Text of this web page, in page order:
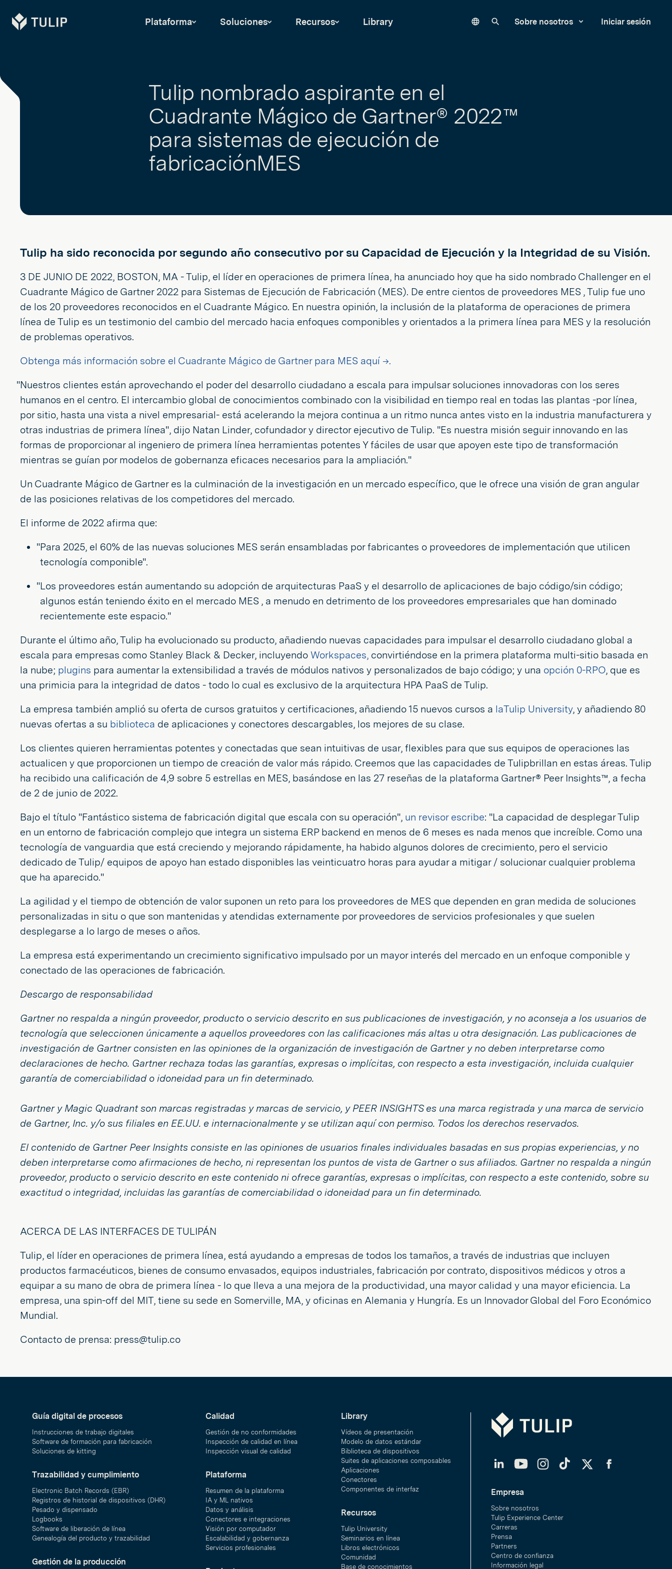
Tulip Plataforma Soluciones Recursos Library LanguageBuscar en nuestro sitio
Sobre nosotros Iniciar sesión
Tulip nombrado aspirante en el
Cuadrante Mágico de Gartner® 2022™
para sistemas de ejecución de
fabricaciónMES
Tulip ha sido reconocida por segundo año consecutivo por su Capacidad de Ejecución y la Integridad de su Visión.
3 DE JUNIO DE 2022, BOSTON, MA - Tulip, el líder en operaciones de primera línea, ha anunciado hoy que ha sido nombrado Challenger en el
Cuadrante Mágico de Gartner 2022 para Sistemas de Ejecución de Fabricación (MES). De entre cientos de proveedores MES , Tulip fue uno
de los 20 proveedores reconocidos en el Cuadrante Mágico. En nuestra opinión, la inclusión de la plataforma de operaciones de primera
línea de Tulip es un testimonio del cambio del mercado hacia enfoques componibles y orientados a la primera línea para MES y la resolución
de problemas operativos.
Obtenga más información sobre el Cuadrante Mágico de Gartner para MES aquí →.
"Nuestros clientes están aprovechando el poder del desarrollo ciudadano a escala para impulsar soluciones innovadoras con los seres
humanos en el centro. El intercambio global de conocimientos combinado con la visibilidad en tiempo real en todas las plantas -por línea,
por sitio, hasta una vista a nivel empresarial- está acelerando la mejora continua a un ritmo nunca antes visto en la industria manufacturera y
otras industrias de primera línea", dijo Natan Linder, cofundador y director ejecutivo de Tulip. "Es nuestra misión seguir innovando en las
formas de proporcionar al ingeniero de primera línea herramientas potentes Y fáciles de usar que apoyen este tipo de transformación
mientras se guían por modelos de gobernanza eficaces necesarios para la ampliación."
Un Cuadrante Mágico de Gartner es la culminación de la investigación en un mercado específico, que le ofrece una visión de gran angular
de las posiciones relativas de los competidores del mercado.
El informe de 2022 afirma que:
"Para 2025, el 60% de las nuevas soluciones MES serán ensambladas por fabricantes o proveedores de implementación que utilicen
tecnología componible".
"Los proveedores están aumentando su adopción de arquitecturas PaaS y el desarrollo de aplicaciones de bajo código/sin código;
algunos están teniendo éxito en el mercado MES , a menudo en detrimento de los proveedores empresariales que han dominado
recientemente este espacio."
Durante el último año, Tulip ha evolucionado su producto, añadiendo nuevas capacidades para impulsar el desarrollo ciudadano global a
escala para empresas como Stanley Black & Decker, incluyendo Workspaces, convirtiéndose en la primera plataforma multi-sitio basada en
la nube; plugins para aumentar la extensibilidad a través de módulos nativos y personalizados de bajo código; y una opción 0-RPO, que es
una primicia para la integridad de datos - todo lo cual es exclusivo de la arquitectura HPA PaaS de Tulip.
La empresa también amplió su oferta de cursos gratuitos y certificaciones, añadiendo 15 nuevos cursos a laTulip University, y añadiendo 80
nuevas ofertas a su biblioteca de aplicaciones y conectores descargables, los mejores de su clase.
Los clientes quieren herramientas potentes y conectadas que sean intuitivas de usar, flexibles para que sus equipos de operaciones las
actualicen y que proporcionen un tiempo de creación de valor más rápido. Creemos que las capacidades de Tulipbrillan en estas áreas. Tulip
ha recibido una calificación de 4,9 sobre 5 estrellas en MES, basándose en las 27 reseñas de la plataforma Gartner® Peer Insights™, a fecha
de 2 de junio de 2022.
Bajo el título "Fantástico sistema de fabricación digital que escala con su operación", un revisor escribe: "La capacidad de desplegar Tulip
en un entorno de fabricación complejo que integra un sistema ERP backend en menos de 6 meses es nada menos que increíble. Como una
tecnología de vanguardia que está creciendo y mejorando rápidamente, ha habido algunos dolores de crecimiento, pero el servicio
dedicado de Tulip/ equipos de apoyo han estado disponibles las veinticuatro horas para ayudar a mitigar / solucionar cualquier problema
que ha aparecido."
La agilidad y el tiempo de obtención de valor suponen un reto para los proveedores de MES que dependen en gran medida de soluciones
personalizadas in situ o que son mantenidas y atendidas externamente por proveedores de servicios profesionales y que suelen
desplegarse a lo largo de meses o años.
La empresa está experimentando un crecimiento significativo impulsado por un mayor interés del mercado en un enfoque componible y
conectado de las operaciones de fabricación.
Descargo de responsabilidad
Gartner no respalda a ningún proveedor, producto o servicio descrito en sus publicaciones de investigación, y no aconseja a los usuarios de
tecnología que seleccionen únicamente a aquellos proveedores con las calificaciones más altas u otra designación. Las publicaciones de
investigación de Gartner consisten en las opiniones de la organización de investigación de Gartner y no deben interpretarse como
declaraciones de hecho. Gartner rechaza todas las garantías, expresas o implícitas, con respecto a esta investigación, incluida cualquier
garantía de comerciabilidad o idoneidad para un fin determinado.
Gartner y Magic Quadrant son marcas registradas y marcas de servicio, y PEER INSIGHTS es una marca registrada y una marca de servicio
de Gartner, Inc. y/o sus filiales en EE.UU. e internacionalmente y se utilizan aquí con permiso. Todos los derechos reservados.
El contenido de Gartner Peer Insights consiste en las opiniones de usuarios finales individuales basadas en sus propias experiencias, y no
deben interpretarse como afirmaciones de hecho, ni representan los puntos de vista de Gartner o sus afiliados. Gartner no respalda a ningún
proveedor, producto o servicio descrito en este contenido ni ofrece garantías, expresas o implícitas, con respecto a este contenido, sobre su
exactitud o integridad, incluidas las garantías de comerciabilidad o idoneidad para un fin determinado.
ACERCA DE LAS INTERFACES DE TULIPÁN
Tulip, el líder en operaciones de primera línea, está ayudando a empresas de todos los tamaños, a través de industrias que incluyen
productos farmacéuticos, bienes de consumo envasados, equipos industriales, fabricación por contrato, dispositivos médicos y otros a
equipar a su mano de obra de primera línea - lo que lleva a una mejora de la productividad, una mayor calidad y una mayor eficiencia. La
empresa, una spin-off del MIT, tiene su sede en Somerville, MA, y oficinas en Alemania y Hungría. Es un Innovador Global del Foro Económico
Mundial.
Contacto de prensa: press@tulip.co
Guía digital de procesos
Instrucciones de trabajo digitales
Software de formación para fabricación
Soluciones de kitting
Trazabilidad y cumplimiento
Electronic Batch Records (EBR)
Registros de historial de dispositivos (DHR)
Pesado y dispensado
Logbooks
Software de liberación de línea
Genealogía del producto y trazabilidad
Gestión de la producción
Calidad
Gestión de no conformidades
Inspección de calidad en línea
Inspección visual de calidad
Plataforma
Resumen de la plataforma
IA y ML nativos
Datos y análisis
Conectores e integraciones
Visión por computador
Escalabilidad y gobernanza
Servicios profesionales
Library
Vídeos de presentación
Modelo de datos estándar
Biblioteca de dispositivos
Suites de aplicaciones composables
Aplicaciones
Conectores
Componentes de interfaz
Recursos
Tulip University
Seminarios en línea
Libros electrónicos
Comunidad
Base de conocimientos
Tulip
LinkedInYouTubeInstagramTikTokTwitterFacebook
Empresa
Sobre nosotros
Tulip Experience Center
Carreras
Prensa
Partners
Centro de confianza
Información legal